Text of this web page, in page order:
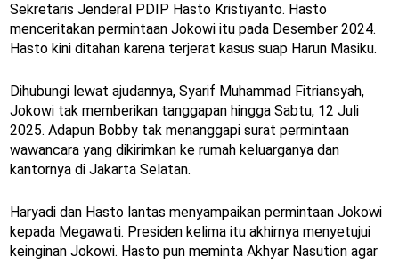
Sekretaris Jenderal PDIP Hasto Kristiyanto. Hasto
menceritakan permintaan Jokowi itu pada Desember 2024.
Hasto kini ditahan karena terjerat kasus suap Harun Masiku.
Dihubungi lewat ajudannya, Syarif Muhammad Fitriansyah,
Jokowi tak memberikan tanggapan hingga Sabtu, 12 Juli
2025. Adapun Bobby tak menanggapi surat permintaan
wawancara yang dikirimkan ke rumah keluarganya dan
kantornya di Jakarta Selatan.
Haryadi dan Hasto lantas menyampaikan permintaan Jokowi
kepada Megawati. Presiden kelima itu akhirnya menyetujui
keinginan Jokowi. Hasto pun meminta Akhyar Nasution agar